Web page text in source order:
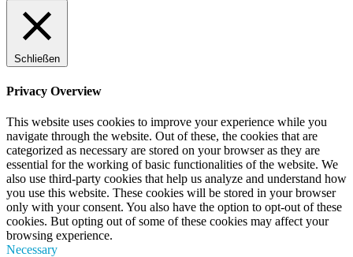
Schließen
Privacy Overview
This website uses cookies to improve your experience while you
navigate through the website. Out of these, the cookies that are
categorized as necessary are stored on your browser as they are
essential for the working of basic functionalities of the website. We
also use third-party cookies that help us analyze and understand how
you use this website. These cookies will be stored in your browser
only with your consent. You also have the option to opt-out of these
cookies. But opting out of some of these cookies may affect your
browsing experience.
Necessary